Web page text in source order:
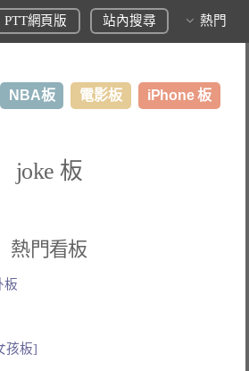
PTT網頁版 站內搜尋 熱門
NBA板 電影板 iPhone 板
joke 板
熱門看板
板
孩板]